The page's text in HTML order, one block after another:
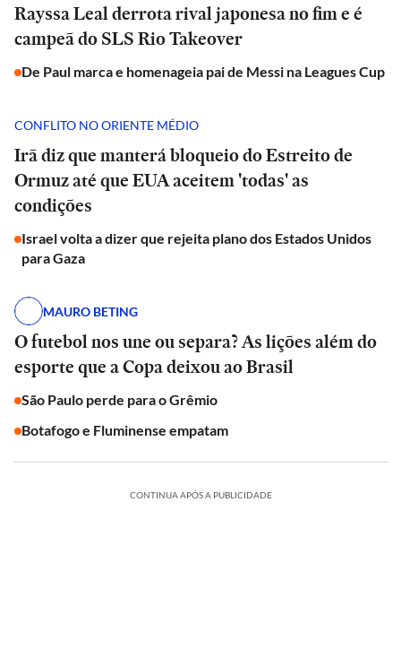
Rayssa Leal derrota rival japonesa no fim e é
campeã do SLS Rio Takeover
De Paul marca e homenageia pai de Messi na Leagues Cup
CONFLITO NO ORIENTE MÉDIO
Irã diz que manterá bloqueio do Estreito de
Ormuz até que EUA aceitem 'todas' as
condições
Israel volta a dizer que rejeita plano dos Estados Unidos
para Gaza
MAURO BETING
O futebol nos une ou separa? As lições além do
esporte que a Copa deixou ao Brasil
São Paulo perde para o Grêmio
Botafogo e Fluminense empatam
CONTINUA APÓS A PUBLICIDADE